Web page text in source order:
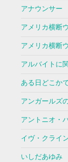
アナウンサー
アメリカ横断
アメリカ横断
アルバイトに
ある日どこか
アンガールズ
アントニオ・
イヴ・クライ
いしだあゆみ